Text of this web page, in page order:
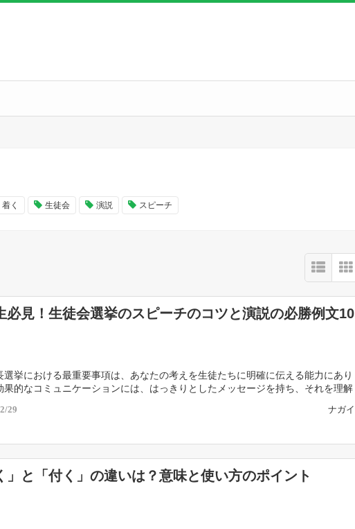
着く 生徒会 演説 スピーチ
必見！生徒会選挙のスピーチのコツと演説の必勝例文10
選挙における最重要事項は、あなたの考えを生徒たちに明確に伝える能力にあり
果的なコミュニケーションには、はっきりとしたメッセージを持ち、それを理解
29 ナガイ
」と「付く」の違いは？意味と使い方のポイント